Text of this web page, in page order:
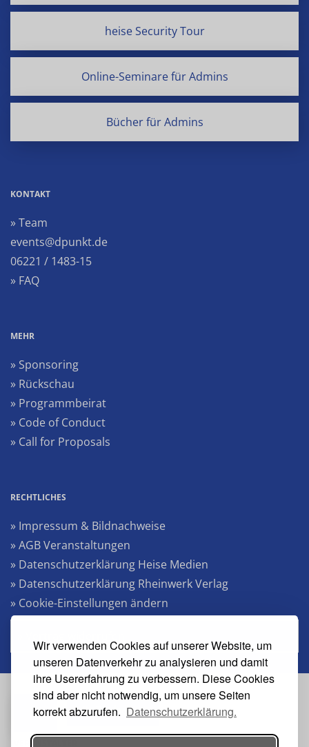
Wir verwenden Cookies auf unserer Website, um
unseren Datenverkehr zu analysieren und damit
ihre Usererfahrung zu verbessern. Diese Cookies
sind aber nicht notwendig, um unsere Seiten
korrekt abzurufen. Datenschutzerklärung.
heise Security Tour
Online-Seminare für Admins
Bücher für Admins
KONTAKT
» Team
events@dpunkt.de
06221 / 1483-15
» FAQ
MEHR
» Sponsoring
» Rückschau
» Programmbeirat
» Code of Conduct
» Call for Proposals
RECHTLICHES
» Impressum & Bildnachweise
» AGB Veranstaltungen
» Datenschutzerklärung Heise Medien
» Datenschutzerklärung Rheinwerk Verlag
» Cookie-Einstellungen ändern
#s2n-heise
VERANSTALTER